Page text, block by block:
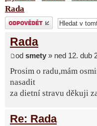
Rada
Odeslat odpověď
Rada
od smety » ned 12. dub
Prosim o radu,mám
nasadit
za dietní stravu děkuji
Re: Rada